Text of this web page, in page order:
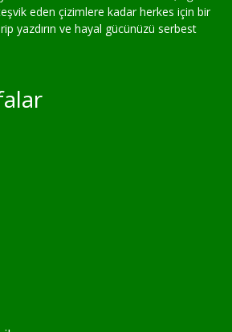
eden çizimlere kadar herkes için bir
yazdırın ve hayal gücünüzü serbest